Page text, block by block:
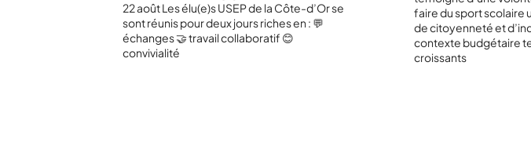
22 août Les élu(e)s USEP de la Côte-d’Or se
sont réunis pour deux jours riches en : 💬
échanges 🤝 travail collaboratif 😊
convivialité
faire du sport scolaire
de citoyenneté et
contexte budgétaire
croissants